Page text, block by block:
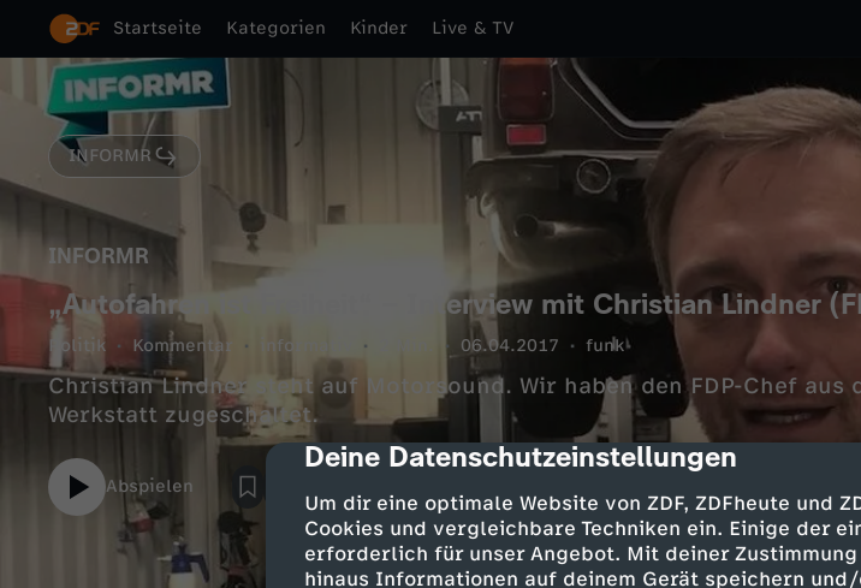
cmp-dialog-description
Deine Datenschutzeinstellungen
Um dir eine optimale Website von ZDF, ZDFheute und
Cookies und vergleichbare Techniken ein. Einige der
erforderlich für unser Angebot. Mit deiner
hinaus Informationen auf deinem Gerät speichern
Startseite Kategorien Kinder Live & TV
INFORMR
INFORMR
„Autofahren ist Freiheit“ – Interview mit Christian Lindner
Politik Kommentar informativ 06.04.2017 funk
Christian Lindner steht auf Motorsound. Wir haben den FDP-Chef aus
Werkstatt zugeschaltet.
Abspielen